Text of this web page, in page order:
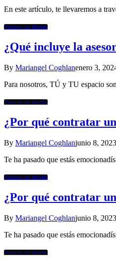
En este artículo, te llevaremos a
Proceso de diseño
¿Qué incluye la
By Mariangel Coghlanenero 3,
Para nosotros, TÚ y TU espacio
Proceso de diseño
¿Por qué contratar
By Mariangel Coghlanjunio 8, 2023
Te ha pasado que estás
Proceso de diseño
¿Por qué contratar
By Mariangel Coghlanjunio 8, 2023
Te ha pasado que estás
Proceso de diseño